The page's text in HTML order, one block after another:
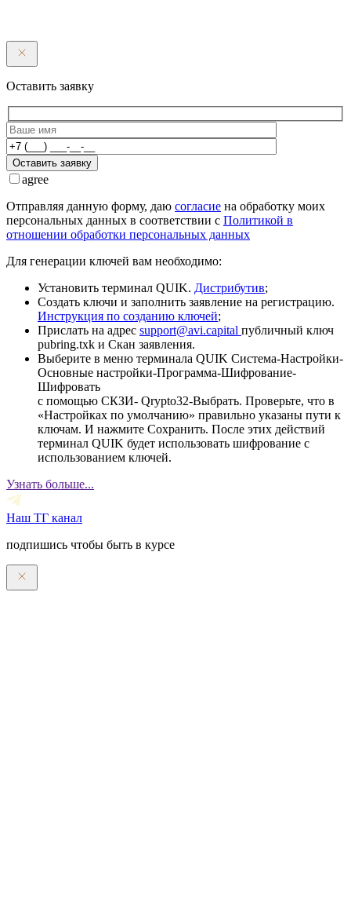
Оставить заявку
Оставить заявку
agree
Отправляя данную форму, даю согласие на обработку моих
персональных данных в соответствии с Политикой в
отношении обработки персональных данных
Для генерации ключей вам необходимо:
Установить терминал QUIK. Дистрибутив;
Создать ключи и заполнить заявление на регистрацию.
Инструкция по созданию ключей;
Прислать на адрес support@avi.capital публичный ключ
pubring.txk и Скан заявления.
Выберите в меню терминала QUIK Система-Настройки-
Основные настройки-Программа-Шифрование-
Шифровать
с помощью СКЗИ- Qrypto32-Выбрать. Проверьте, что в
«Настройках по умолчанию» правильно указаны пути к
ключам. И нажмите Сохранить. После этих действий
терминал QUIK будет использовать шифрование с
использованием ключей.
Узнать больше...
Наш ТГ канал
подпишись чтобы быть в курсе